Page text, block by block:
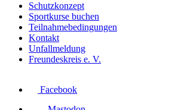
Schutzkonzept
Sportkurse buchen
Teilnahmebedingungen
Kontakt
Unfallmeldung
Freundeskreis e. V.
Facebook